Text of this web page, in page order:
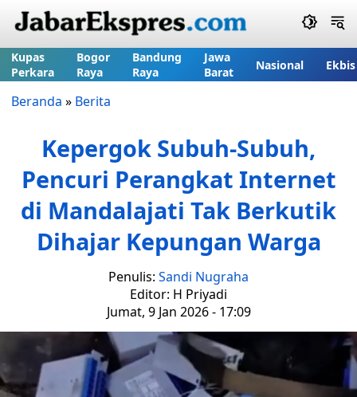
Kupas
Perkara
Bogor
Raya
Bandung
Raya
Jawa
Barat
Nasional Ekbis
Beranda » Berita
Kepergok Subuh-Subuh,
Pencuri Perangkat Internet
di Mandalajati Tak Berkutik
Dihajar Kepungan Warga
Penulis: Sandi Nugraha
Editor: H Priyadi
Jumat, 9 Jan 2026 - 17:09